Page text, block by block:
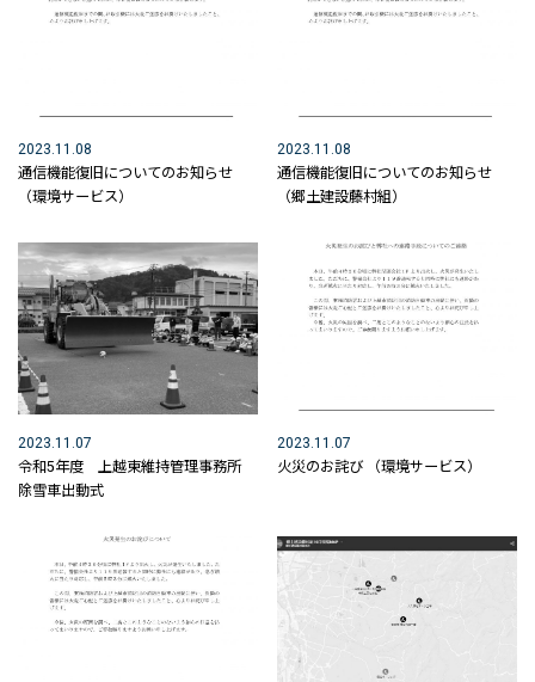
2023.11.08
通信機能復旧についてのお知らせ
（環境サービス）
2023.11.08
通信機能復旧についてのお知らせ
（郷土建設藤村組）
2023.11.07
令和5年度 上越東維持管理事務所
除雪車出動式
2023.11.07
火災のお詫び （環境サービス）
ICT活用工事MOVIE
取り組みについて
2023年取り組み
2021年計画
建設DX MOVIE
3Dオブジェクト
土木事業
構造物補修工事